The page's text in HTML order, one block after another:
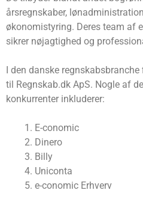
årsregnskaber,
økonomistyring. Deres team af
sikrer nøjagtighed og
I den danske
til Regnskab.dk ApS. Nogle af
konkurrenter inkluderer:
E-conomic
Dinero
Billy
Uniconta
e-conomic Erhverv